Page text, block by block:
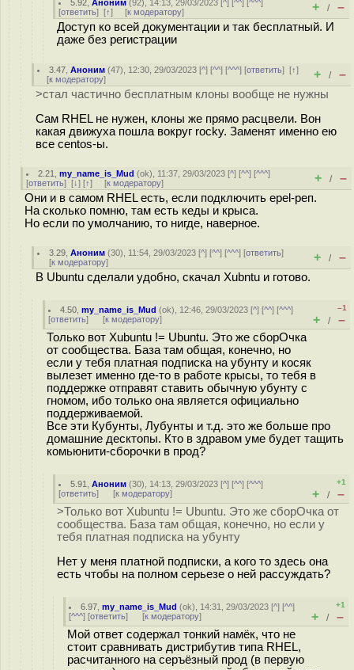
5.92 ,Аноним (92), 14:13, 29/03/2023 [^ ] [^^ ] [^^^
[ответить] [↑] [к модератору] + / –
Доступ ко всей документации и так бесплатный. И
даже без регистрации
3.47 ,Аноним (47), 12:30, 29/03/2023 [^] [^^] [^^^] [ответить][↑]
[к модератору] + / –
>стал частично бесплатным клоны вообще не нужны
Сам RHEL не нужен, клоны же прямо расцвели. Вон
какая движуха пошла вокруг rocky. Заменят именно ею
все centos-ы.
2.21 ,my_name_is_Mud (ok), 11:37, 29/03/2023 [^] [^^] [^^^]
[ответить] [↓] [↑] [к модератору] + / –
Они и в самом RHEL есть, если подключить epel-реп.
На сколько помню, там есть кеды и крыса.
Но если по умолчанию, то нигде, наверное.
3.29 ,Аноним (30), 11:54, 29/03/2023 [^] [^^] [^^^] [ответить]
[к модератору] + / –
В Ubuntu сделали удобно, скачал Xubntu и готово.
4.50 ,my_name_is_Mud (ok), 12:46, 29/03/2023 [^] [^^] [^^^]
[ответить] [к модератору]
–1
+ / –
Только вот Xubuntu != Ubuntu. Это же сборОчка
от сообщества. База там общая, конечно, но
если у тебя платная подписка на убунту и косяк
вылезет именно где-то в работе крысы, то тебя в
поддержке отправят ставить обычную убунту с
гномом, ибо только она является официально
поддерживаемой.
Все эти Кубунты, Лубунты и т.д. это же больше про
домашние десктопы. Кто в здравом уме будет тащить
комьюнити-сборочки в прод?
5.91 ,Аноним (30), 14:13, 29/03/2023 [^] [^^] [^^^]
[ответить] [к модератору]
+1
+ / –
>Только вот Xubuntu != Ubuntu. Это же сборОчка от
сообщества. База там общая, конечно, но если у
тебя платная подписка на убунту
Нет у меня платной подписки, а кого то здесь она
есть чтобы на полном серьезе о ней рассуждать?
6.97 ,my_name_is_Mud (ok), 14:31, 29/03/2023 [^] [^^]
[^^^] [ответить] [к модератору]
+1
+ / –
Мой ответ содержал тонкий намёк, что не
стоит сравнивать дистрибутив типа RHEL,
расчитанного на серъёзный прод (в первую